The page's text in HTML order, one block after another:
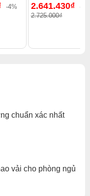
phòng khách
-4%
2.641.430₫
-
2.725.000₫
chuẩn xác nhất
vải cho phòng ngủ